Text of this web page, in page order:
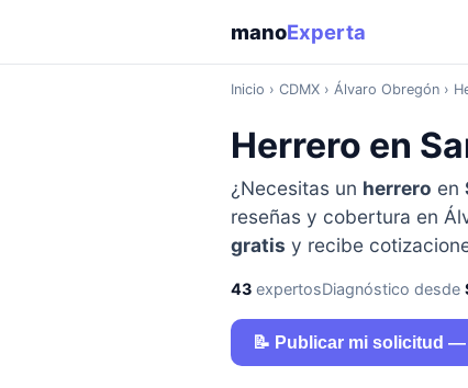
manoExperta
Inicio › CDMX› Álvaro Obregón ›
Herrero en
¿Necesitas un herrero en
reseñas y cobertura en
gratis y recibe
43expertosDiagnóstico desde
📝 Publicar mi solicitud